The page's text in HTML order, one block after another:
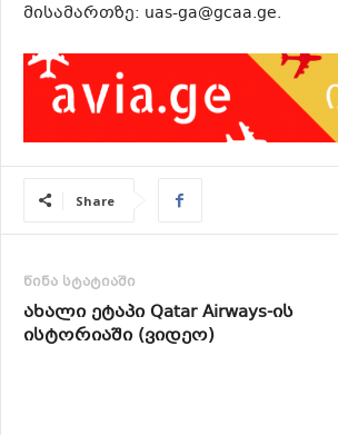
მისამართზე: uas-ga@gcaa.ge.
Share
წინა სტატიაში
ახალი ეტაპი Qatar Airways-ის
ისტორიაში (ვიდეო)